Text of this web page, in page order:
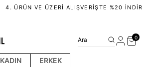
4. ÜRÜN VE ÜZERI ALIŞVERIŞTE %20
KADIN ERKEK
Ara 0